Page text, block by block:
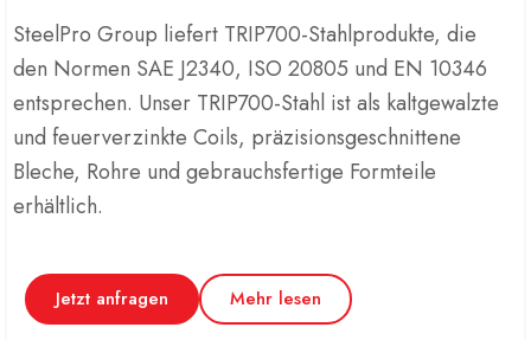
SteelPro Group liefert TRIP700-Stahlprodukte, die
den Normen SAE J2340, ISO 20805 und EN 10346
entsprechen. Unser TRIP700-Stahl ist als kaltgewalzte
und feuerverzinkte Coils, präzisionsgeschnittene
Bleche, Rohre und gebrauchsfertige Formteile
erhältlich.
Jetzt anfragen Mehr lesen